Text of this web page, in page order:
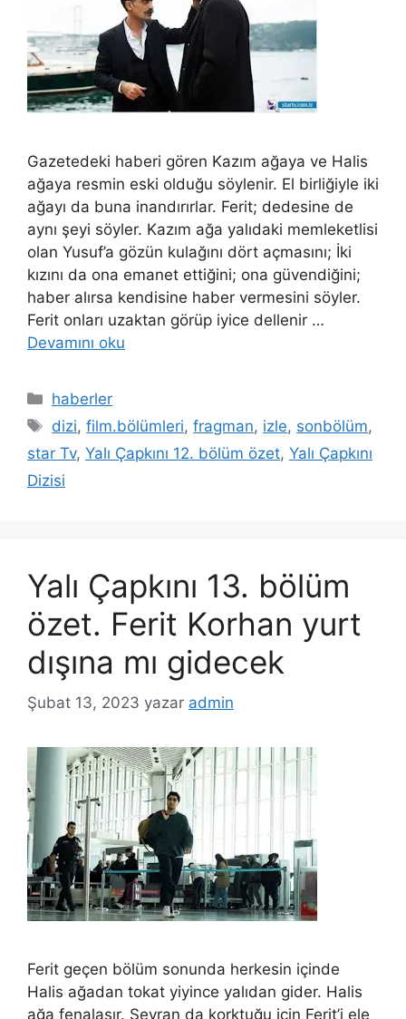
Gazetedeki haberi gören Kazım ağaya ve Halis
ağaya resmin eski olduğu söylenir. El birliğiyle iki
ağayı da buna inandırırlar. Ferit; dedesine de
aynı şeyi söyler. Kazım ağa yalıdaki memleketlisi
olan Yusuf’a gözün kulağını dört açmasını; İki
kızını da ona emanet ettiğini; ona güvendiğini;
haber alırsa kendisine haber vermesini söyler.
Ferit onları uzaktan görüp iyice dellenir …
Devamını oku
Kategoriler
haberler
Etiketler
dizi,film.bölümleri,fragman, izle, sonbölüm,
star Tv, Yalı Çapkını 12. bölüm özet, Yalı Çapkını
Dizisi
Yalı Çapkını 13. bölüm
özet. Ferit Korhan yurt
dışına mı gidecek
Şubat 13, 2023 yazar admin
Ferit geçen bölüm sonunda herkesin içinde
Halis ağadan tokat yiyince yalıdan gider. Halis
ağa fenalaşır. Seyran da korktuğu için Ferit’i ele